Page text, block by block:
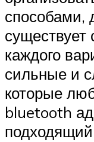
способами,
существует
каждого
сильные и
которые
bluetooth